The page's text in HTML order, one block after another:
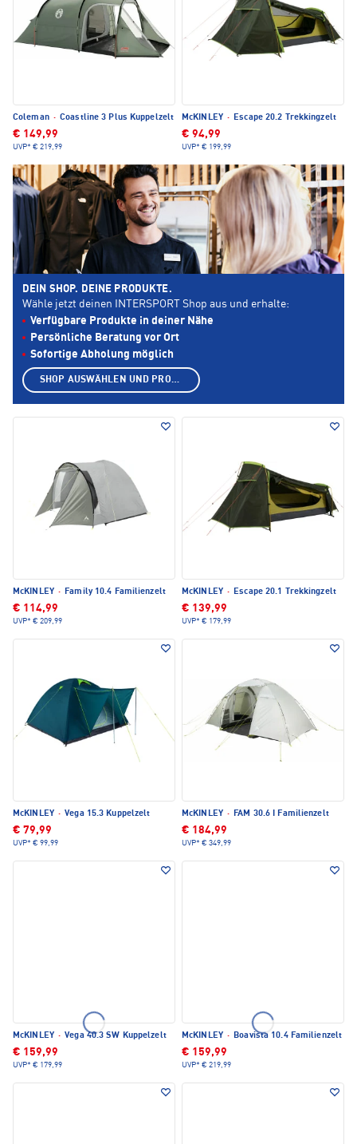
Coleman · Coastline 3 Plus Kuppelzelt
€ 149,99
UVP* € 219,99
McKINLEY · Escape 20.2 Trekkingzelt
€ 94,99
UVP* € 199,99
McKINLEY · Family 10.4 Familienzelt
€ 114,99
UVP* € 209,99
McKINLEY · Escape 20.1 Trekkingzelt
€ 139,99
UVP* € 179,99
McKINLEY · Vega 15.3 Kuppelzelt
€ 79,99
UVP* € 99,99
McKINLEY · FAM 30.6 I Familienzelt
€ 184,99
UVP* € 349,99
McKINLEY · Vega 40.3 SW Kuppelzelt
€ 159,99
UVP* € 179,99
McKINLEY · Boavista 10.4 Familienzelt
€ 159,99
UVP* € 219,99
DEIN SHOP. DEINE PRODUKTE.
Wähle jetzt deinen INTERSPORT Shop aus und erhalte:
Verfügbare Produkte in deiner Nähe
Persönliche Beratung vor Ort
Sofortige Abholung möglich
SHOP AUSWÄHLEN UND PRODUKTE ANZEIGEN